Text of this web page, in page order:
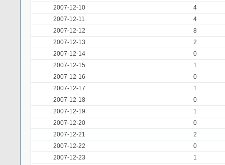
2007-12-10
4
2007-12-11
4
2007-12-12
8
2007-12-13
2
2007-12-14
0
2007-12-15
1
2007-12-16
0
2007-12-17
1
2007-12-18
0
2007-12-19
1
2007-12-20
0
2007-12-21
2
2007-12-22
0
2007-12-23
1